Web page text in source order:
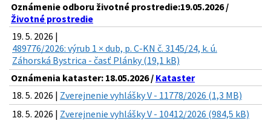
Oznámenie odboru životné prostredie:19.05.2026 /
Životné prostredie
19. 5. 2026 |
489776/2026: výrub 1 × dub, p. C-KN č. 3145/24, k. ú.
Záhorská Bystrica - časť Plánky (19,1 kB)
Oznámenia kataster: 18.05.2026 / Kataster
18. 5. 2026 | Zverejnenie vyhlášky V - 11778/2026 (1,3 MB)
18. 5. 2026 | Zverejnenie vyhlášky V - 10412/2026 (984,5 kB)